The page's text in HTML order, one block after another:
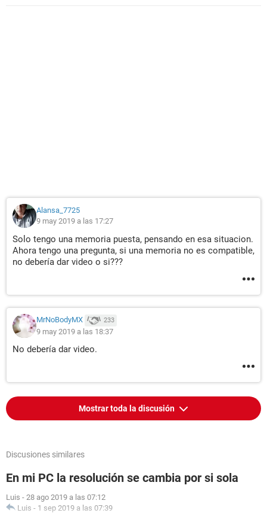
Alansa_7725
9 may 2019 a las 17:27
Solo tengo una memoria puesta, pensando en esa situacion.
Ahora tengo una pregunta, si una memoria no es compatible,
no debería dar video o si???
MrNoBodyMX 233
9 may 2019 a las 18:37
No debería dar video.
Mostrar toda la discusión
Discusiones similares
En mi PC la resolución se cambia por si sola
Luis - 28 ago 2019 a las 07:12
Luis - 1 sep 2019 a las 07:39